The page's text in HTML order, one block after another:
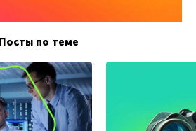
Посты по теме